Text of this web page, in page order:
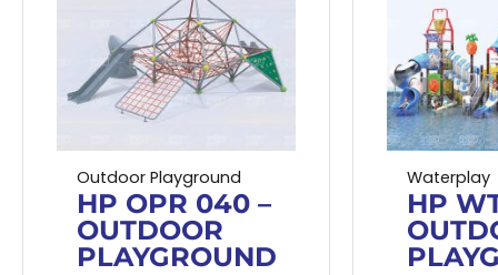
Outdoor Playground
HP OPR 040 –
OUTDOOR
PLAYGROUND
Waterplay
HP